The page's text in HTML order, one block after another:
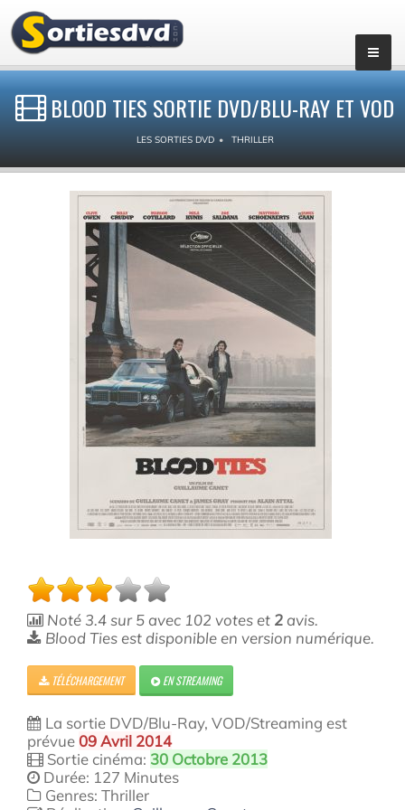
BLOOD TIES SORTIE DVD/BLU-RAY ET VOD
LES SORTIES DVD THRILLER
Noté 3.4sur5 avec 102 votes et 2 avis.
Blood Ties est disponible en version numérique.
TÉLÉCHARGEMENT EN STREAMING
La sortie DVD/Blu-Ray, VOD/Streaming est
prévue09 Avril 2014
Sortie cinéma: 30 Octobre 2013
Durée: 127 Minutes
Genres: Thriller